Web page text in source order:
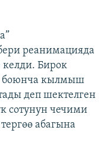
реанимацияда
Бирок
боюнча кылмыш
деп шектелген
сотунун чечими
абагына